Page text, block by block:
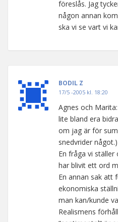
föreslås. Jag
någon annan
ska vi se vart vi
BODIL Z
17/5 -2005 kl. 18:20
Agnes och
lite bland era
om jag är för
snedvrider något.)
En fråga vi ställer
har blivit ett ord
En annan sak att
ekonomiska
man kan/kunde
Realismens